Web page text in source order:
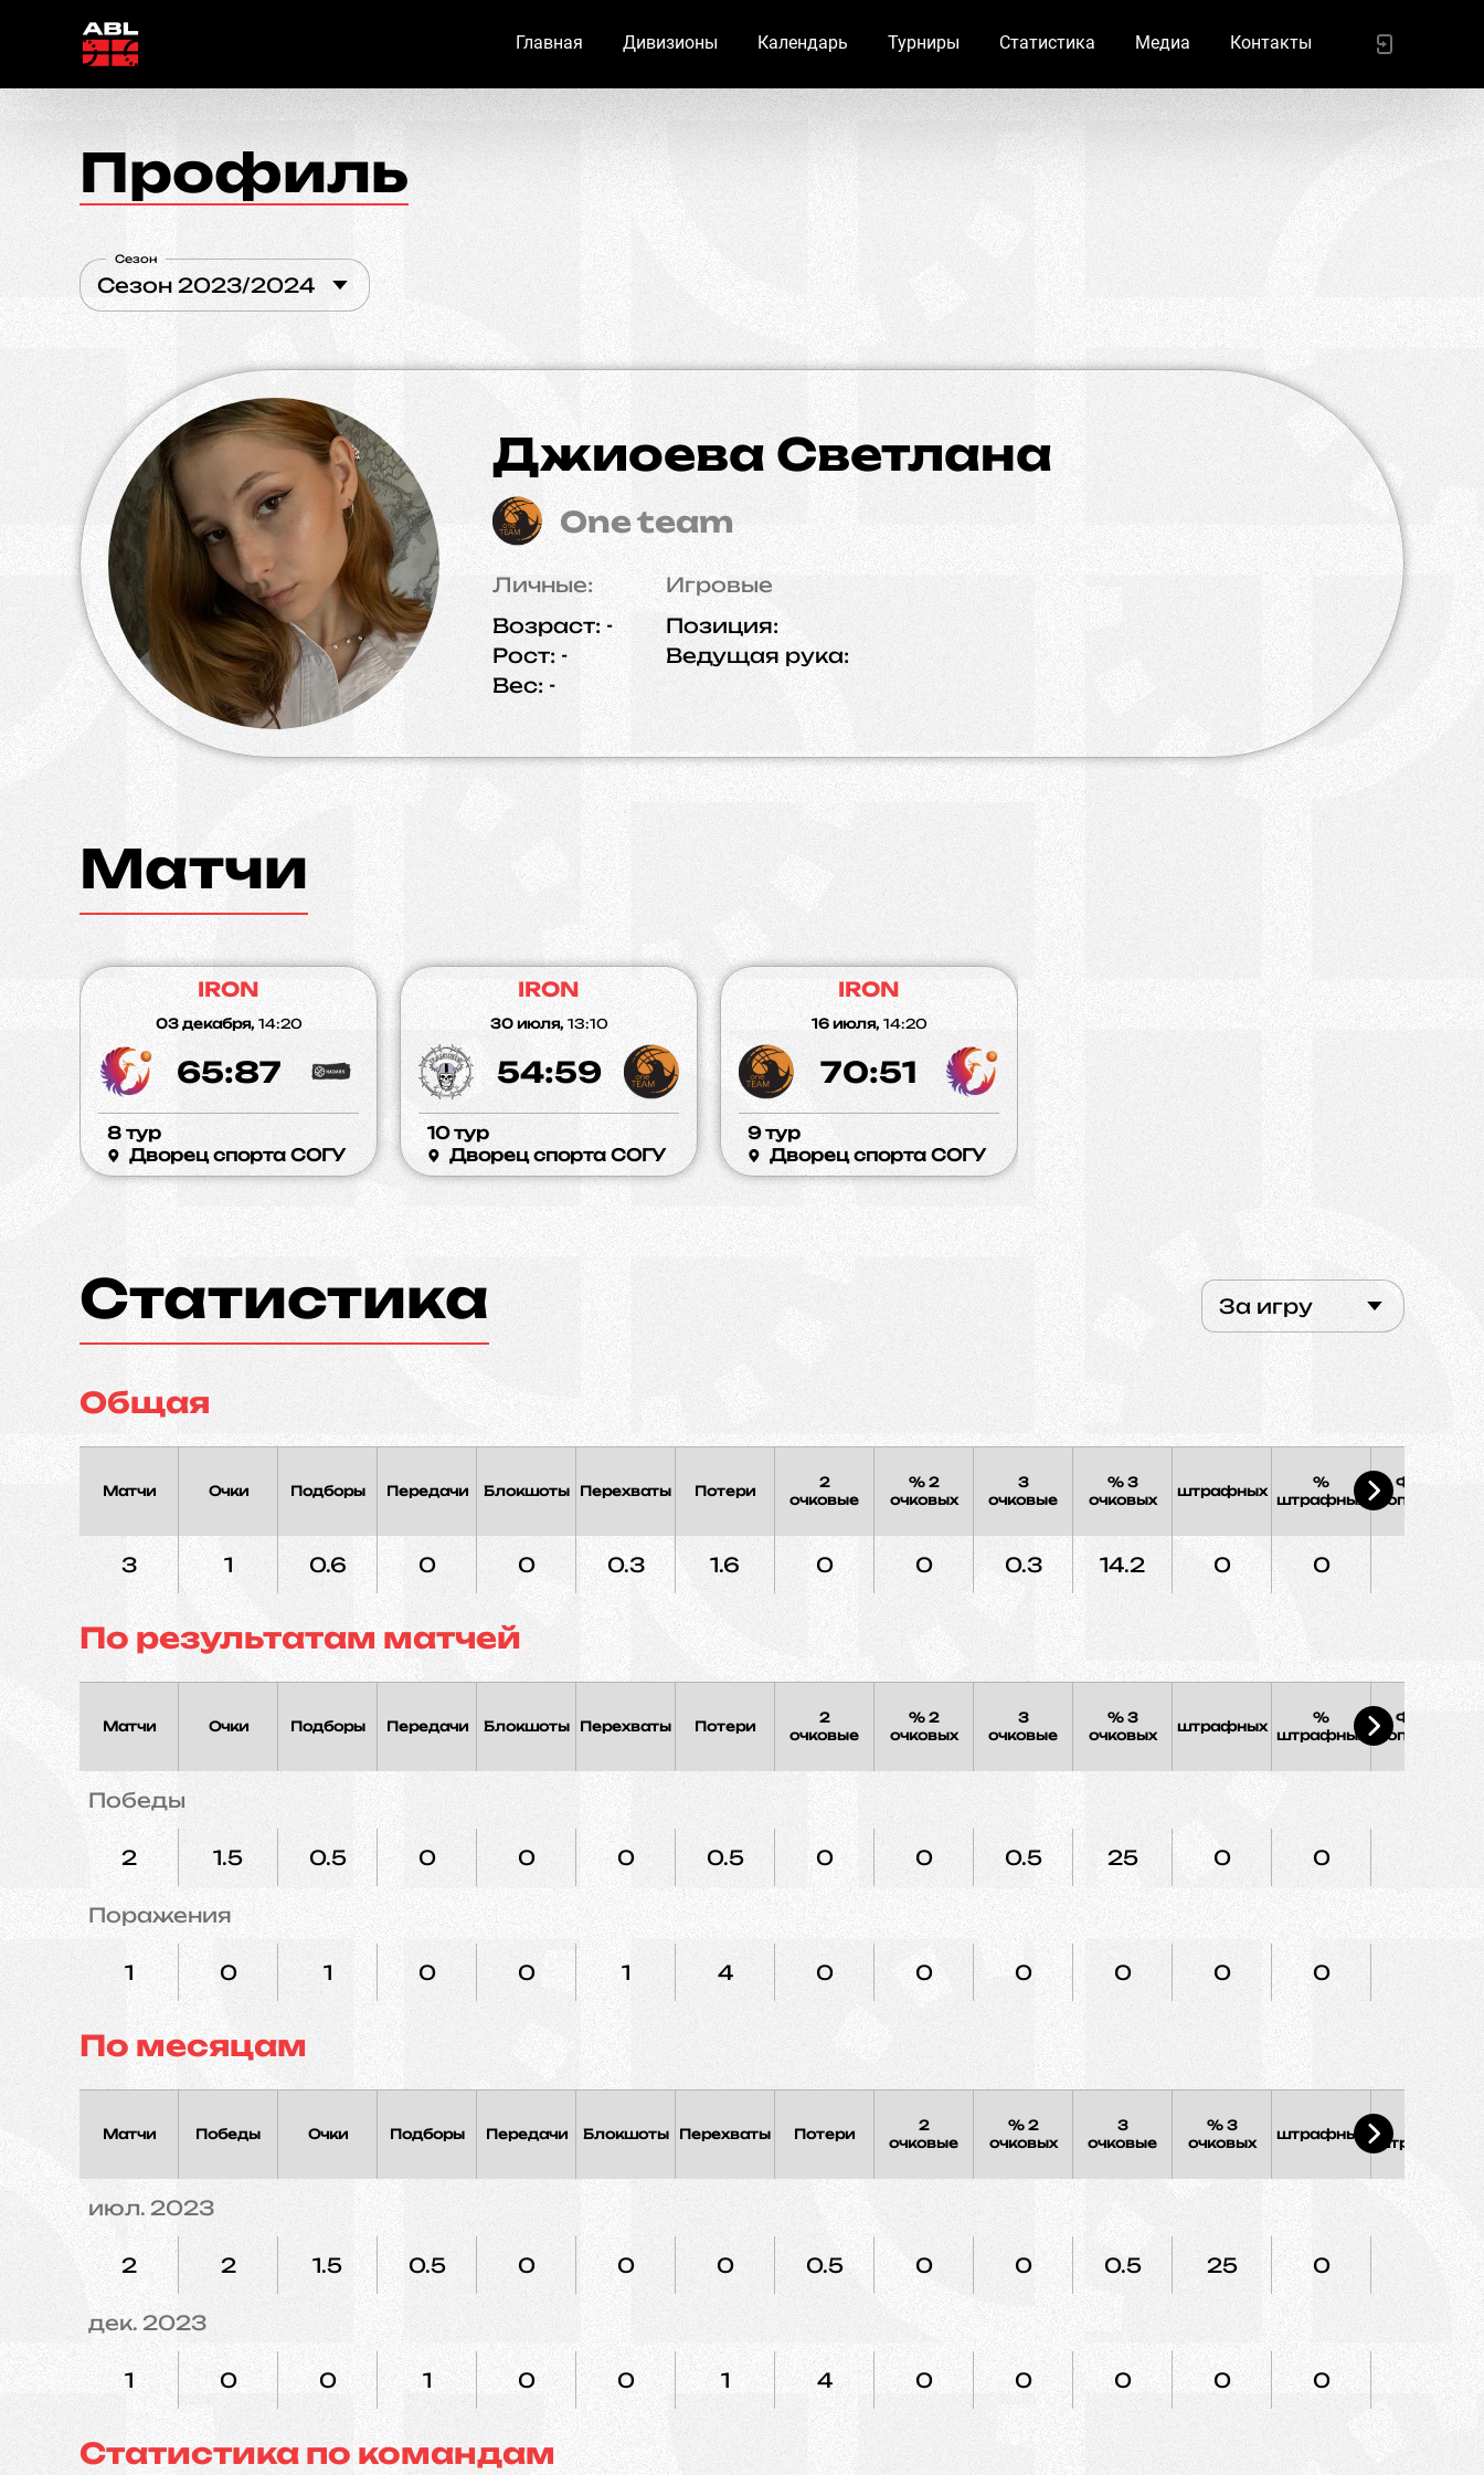
Главная Дивизионы Календарь Турниры Статистика Медиа Контакты
Профиль
Сезон 2023/2024
Сезон
Джиоева Светлана
One team
Личные:
Возраст:-
Рост: -
Вес: -
Игровые
Позиция:
Ведущая рука:
Матчи
IRON
03 декабря, 14:20
65:87
8 тур
Дворец спорта СОГУ
IRON
30 июля, 13:10
54:59
10 тур
Дворец спорта СОГУ
IRON
16 июля, 14:20
70:51
9 тур
Дворец спорта СОГУ
Статистика За игру
Общая
Матчи Очки Подборы Передачи Блокшоты Перехваты Потери
2
очковые
% 2
очковых
3
очковые
% 3
очковых
штрафных
%
штрафных
Фолы
соперника
3 1 0.6 0 0 0.3 1.6 0 0 0.3 14.2 0 0 0
По результатам матчей
Матчи Очки Подборы Передачи Блокшоты Перехваты Потери
2
очковые
% 2
очковых
3
очковые
% 3
очковых
штрафных
%
штрафных
Фолы
соперника
Победы
2 1.5 0.5 0 0 0 0.5 0 0 0.5 25 0 0 0
Поражения
1 0 1 0 0 1 4 0 0 0 0 0 0
По месяцам
Матчи Победы Очки Подборы Передачи Блокшоты Перехваты Потери
2
очковые
% 2
очковых
3
очковые
% 3
очковых
штрафных
штрафных
июл. 2023
2 2 1.5 0.5 0 0 0 0.5 0 0 0.5 25 0
дек. 2023
1 0 0 1 0 0 1 4 0 0 0 0 0 0
Статистика по командам